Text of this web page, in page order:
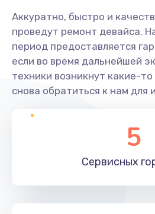
Аккуратно, быстро и
проведут ремонт девайса.
период предоставляется
если во время дальнейшей
техники возникнут какие-
снова обратиться к нам для
5
Сервисных